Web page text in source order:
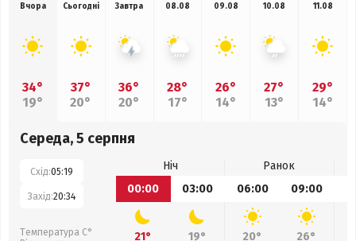
Вчора
34°
19°
Сьогодні
37°
20°
Завтра
36°
20°
08.08
28°
17°
09.08
26°
14°
10.08
27°
13°
11.08
29°
14°
Середа, 5 серпня
Схід:05:19
Захід:20:34
Температура С°
Ніч
Ранок
00:00
03:00 06:00 09:00
21° 19° 20° 26°